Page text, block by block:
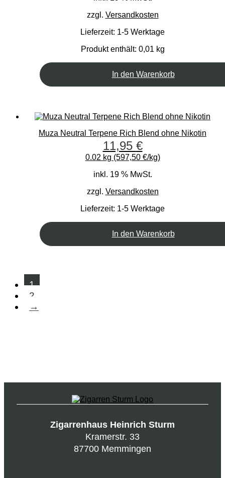
zzgl. Versandkosten
Lieferzeit: 1-5 Werktage
Produkt enthält: 0,01 kg
In den Warenkorb
Muza Neutral Terpene Rich Blend ohne Nikotin
11,95 €
0.02 kg (597,50 €/kg)
inkl. 19 % MwSt.
zzgl. Versandkosten
Lieferzeit: 1-5 Werktage
In den Warenkorb
1
2
→
Zigarrenhaus Heinrich Sturm
Kramerstr. 33
87700 Memmingen